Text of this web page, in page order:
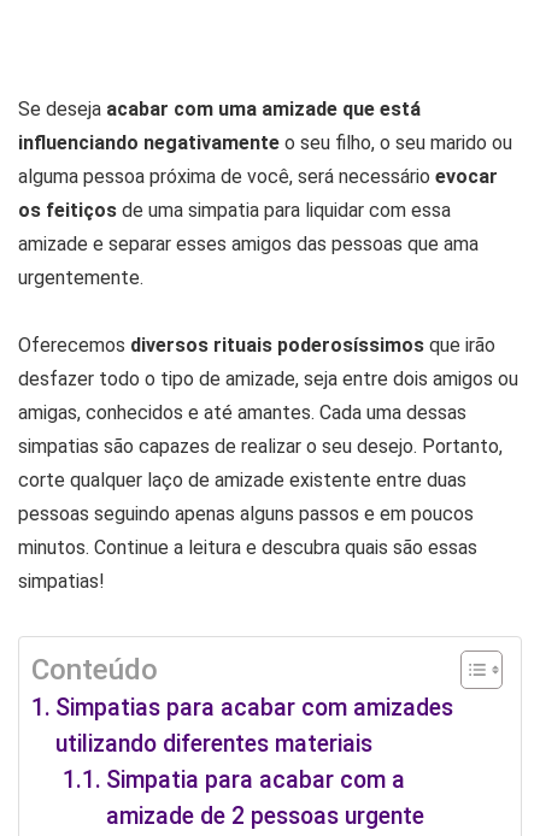
Se deseja acabar com uma amizade que está
influenciando negativamente o seu filho, o seu marido ou
alguma pessoa próxima de você, será necessário evocar
os feitiços de uma simpatia para liquidar com essa
amizade e separar esses amigos das pessoas que ama
urgentemente.
Oferecemos diversos rituais poderosíssimos que irão
desfazer todo o tipo de amizade, seja entre dois amigos ou
amigas, conhecidos e até amantes. Cada uma dessas
simpatias são capazes de realizar o seu desejo. Portanto,
corte qualquer laço de amizade existente entre duas
pessoas seguindo apenas alguns passos e em poucos
minutos. Continue a leitura e descubra quais são essas
simpatias!
Conteúdo
Simpatias para acabar com amizades
utilizando diferentes materiais
Simpatia para acabar com a
amizade de 2 pessoas urgente